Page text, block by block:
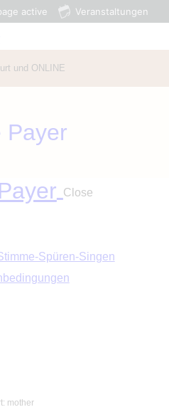
active Veranstaltungen
und ONLINE
Close
Spüren-Singen
mother